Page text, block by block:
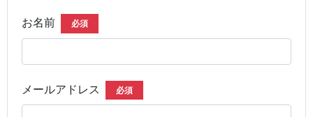
お名前 必須
メールアドレス 必須